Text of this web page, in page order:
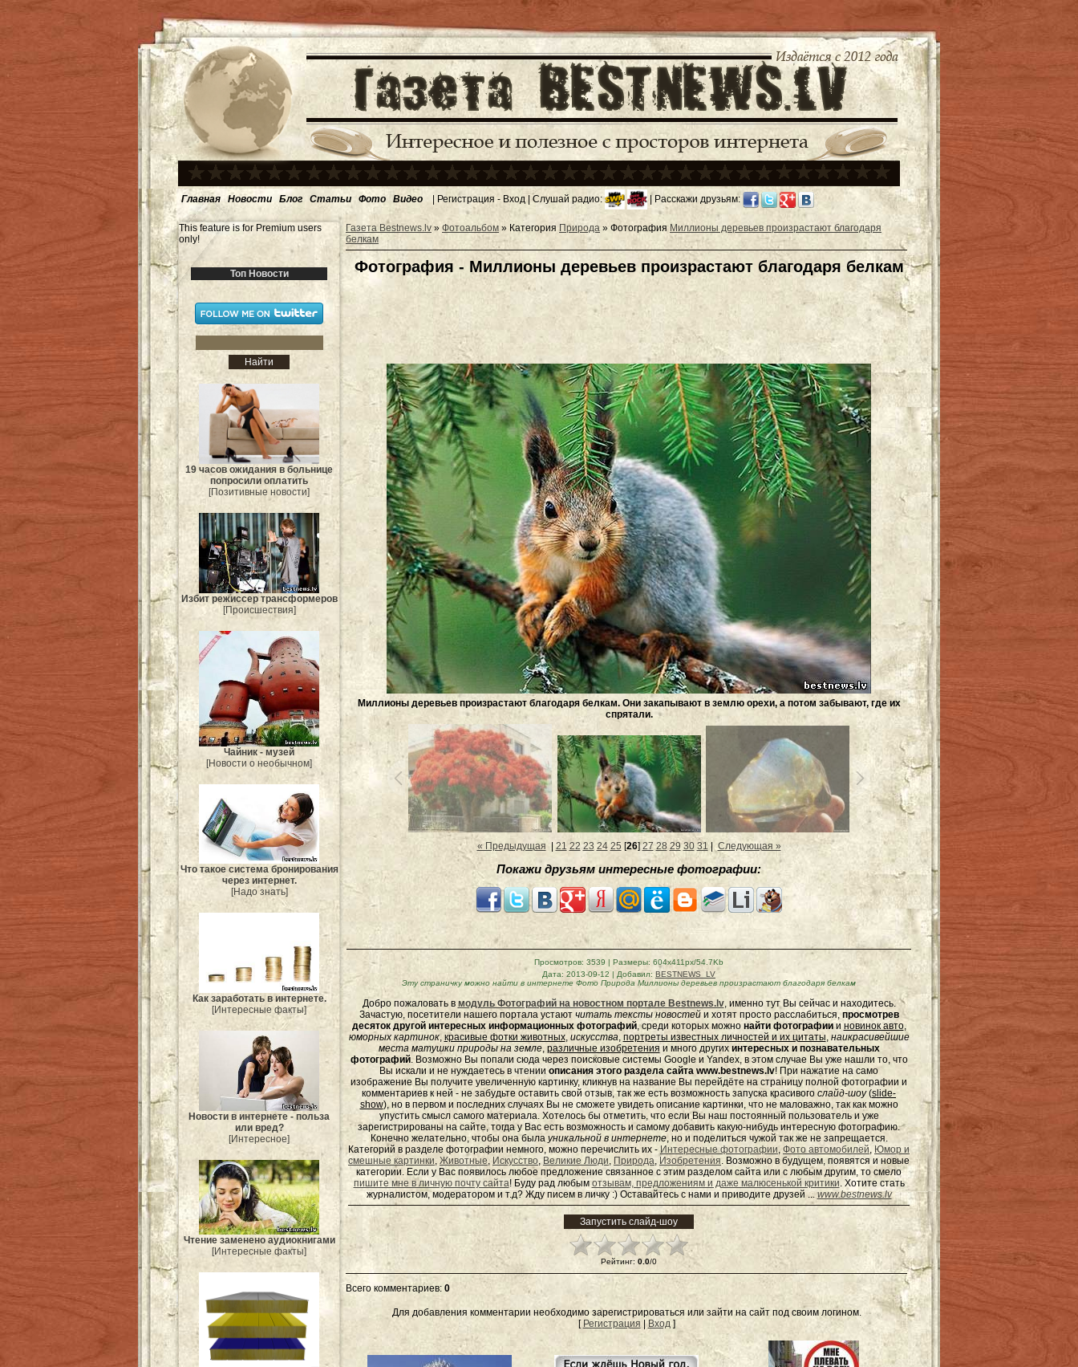
Главная Новости Блог Статьи Фото Видео | Регистрация - Вход | Слушай радио: | Расскажи друзьям:
This feature is for Premium users
only!
Топ Новости
19 часов ожидания в больнице
попросили оплатить
[Позитивные новости]
Избит режиссер трансформеров
[Происшествия]
Чайник - музей
[Новости о необычном]
Что такое система бронирования
через интернет.
[Надо знать]
Как заработать в интернете.
[Интересные факты]
Новости в интернете - польза
или вред?
[Интересное]
Чтение заменено аудиокнигами
[Интересные факты]
Газета Bestnews.lv» Фотоальбом » Категория Природа » Фотография Миллионы деревьев произрастают благодаря
белкам
Фотография - Миллионы деревьев произрастают благодаря белкам
Миллионы деревьев произрастают благодаря белкам. Они закапывают в землю орехи, а потом забывают, где их
спрятали.
« Предыдущая 21 22 23 24 25 [26]27 28 29 30 31|Следующая »
Покажи друзьям интересные фотографии:
Просмотров: 3539 | Размеры: 604x411px/54.7Kb
Дата: 2013-09-12 | Добавил: BESTNEWS_LV
Эту страничку можно найти в интернете Фото Природа Миллионы деревьев произрастают благодаря белкам
Добро пожаловать в модуль Фотографий на новостном портале Bestnews.lv, именно тут Вы сейчас и находитесь.
Зачастую, посетители нашего портала устают читать тексты новостейи хотят просто расслабиться,просмотрев
десяток другой интересных информационных фотографий, среди которых можно найти фотографиии новинок авто,
юморныхкартинок, красивые фотки животных, искусства, портреты известных личностей и их цитаты, наикрасивейшие
места матушки природы на земле, различные изобретения и много других интересных и познавательных
фотографий. Возможно Вы попали сюда через поисковые системы Google и Yandex, в этом случае Вы уже нашли то, что
Вы искали и не нуждаетесь в чтенииописания этого раздела сайта www.bestnews.lv! При нажатие на само
изображение Вы получите увеличенную картинку, кликнув на название Вы перейдёте на страницу полной фотографии и
комментариев к ней - не забудьте оставить свой отзыв, так же есть возможность запуска красивого слайд-шоу(slide-
show), но в первом и последних случаях Вы не сможете увидеть описание картинки, что не маловажно, так как можно
упустить смысл самого материала. Хотелось бы отметить, что если Вы наш постоянный пользователь и уже
зарегистрированы на сайте, тогда у Вас есть возможность и самому добавить какую-нибудь интересную фотографию.
Конечно желательно, чтобы она была уникальной в интернете, но и поделиться чужой так же не запрещается.
Категорий в разделе фотографии немного, можно перечислить их - Интересные фотографии, Фото автомобилей, Юмор и
смешные картинки, Животные, Искусство, Великие Люди, Природа, Изобретения. Возможно в будущем, появятся и новые
категории. Если у Вас появилось любое предложение связанное с этим разделом сайта или с любым другим, то смело
пишите мне в личную почту сайта! Буду рад любым отзывам, предложениям и даже малюсенькой критики. Хотите стать
журналистом, модератором и т.д? Жду писем в личку:) Оставайтесь с нами и приводите друзей ...www.bestnews.lv
Рейтинг: 0.0/0
Всего комментариев: 0
Для добавления комментарии необходимо зарегистрироваться или зайти на сайт под своим логином.
[ Регистрация Вход]